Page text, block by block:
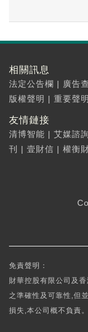
相關訊息
法定公告欄 | 廣告
版權聲明 | 重要聲明
友情鏈接
清博智能 | 艾媒諮詢
刊
| 壹財信 | 權衡
免責聲明：
財華控股有限公司及
之準確性及可靠性,但
損失,本公司概不負責。